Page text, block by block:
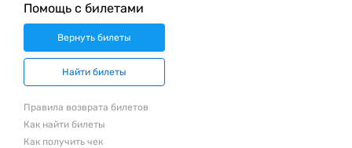
Помощь с билетами
Вернуть билеты
Найти билеты
Правила возврата билетов
Как найти билеты
Как получить чек